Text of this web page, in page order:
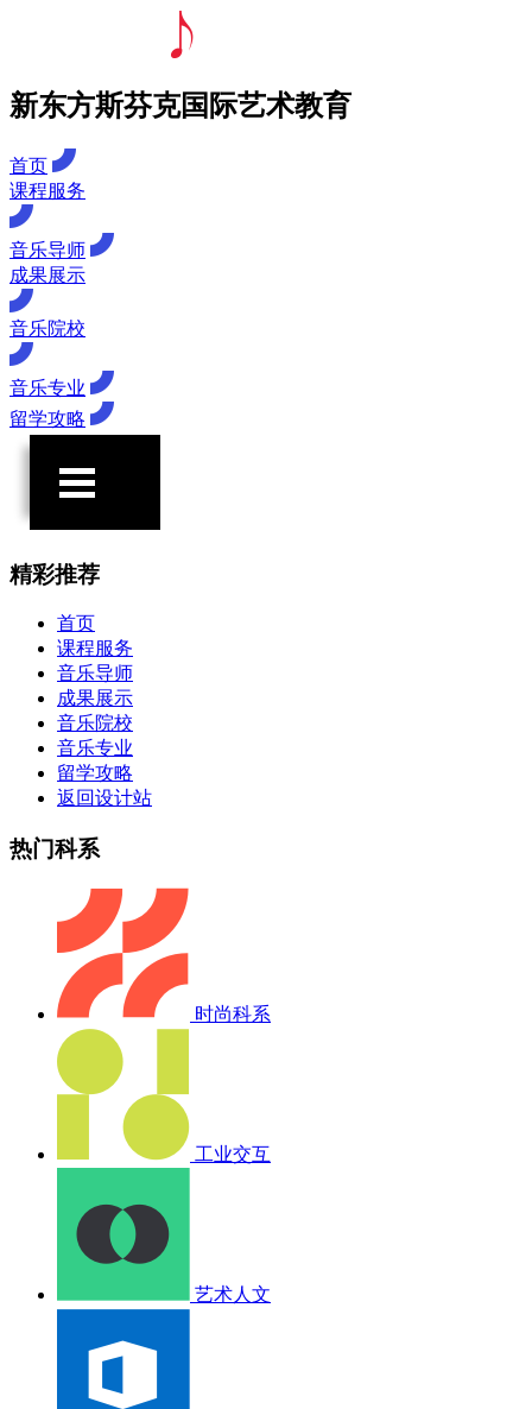
新东方斯芬克国际艺术教育
首页
课程服务
音乐导师
成果展示
音乐院校
音乐专业
留学攻略
精彩推荐
首页
课程服务
音乐导师
成果展示
音乐院校
音乐专业
留学攻略
返回设计站
热门科系
时尚科系
工业交互
艺术人文